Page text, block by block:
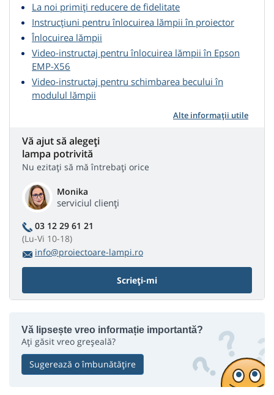
La noi primiți reducere de fidelitate
Instrucțiuni pentru înlocuirea lămpii în proiector
Înlocuirea lămpii
Video-instructaj pentru înlocuirea lămpii în Epson
EMP-X56
Video-instructaj pentru schimbarea becului în
modulul lămpii
Alte informații utile
Vă ajut să alegeți
lampa potrivită
Nu ezitați să mă întrebați orice
Monika
serviciul clienți
03 12 29 61 21
(Lu-Vi 10-18)
info@proiectoare-lampi.ro
Scrieți-mi
Vă lipsește vreo informație importantă?
Ați găsit vreo greșeală?
Sugerează o îmbunătățire